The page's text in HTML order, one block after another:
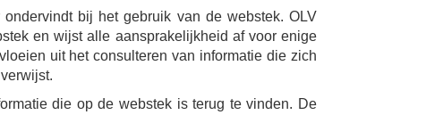
bij het gebruik van de webstek. OLV
en wijst alle aansprakelijkheid af voor enige
uit het consulteren van informatie die zich
die op de webstek is terug te vinden. De